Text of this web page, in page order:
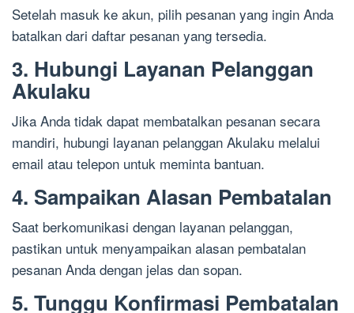
Setelah masuk ke akun, pilih pesanan yang ingin Anda
batalkan dari daftar pesanan yang tersedia.
3. Hubungi Layanan Pelanggan
Akulaku
Jika Anda tidak dapat membatalkan pesanan secara
mandiri, hubungi layanan pelanggan Akulaku melalui
email atau telepon untuk meminta bantuan.
4. Sampaikan Alasan Pembatalan
Saat berkomunikasi dengan layanan pelanggan,
pastikan untuk menyampaikan alasan pembatalan
pesanan Anda dengan jelas dan sopan.
5. Tunggu Konfirmasi Pembatalan